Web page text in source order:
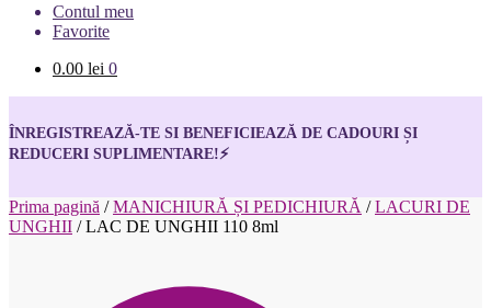
Contul meu
Favorite
0.00 lei 0
ÎNREGISTREAZĂ-TE SI BENEFICIEAZĂ DE CADOURI ȘI
REDUCERI SUPLIMENTARE!⚡
Prima pagină /MANICHIURĂ ȘI PEDICHIURĂ /LACURI DE
UNGHII /LAC DE UNGHII 110 8ml